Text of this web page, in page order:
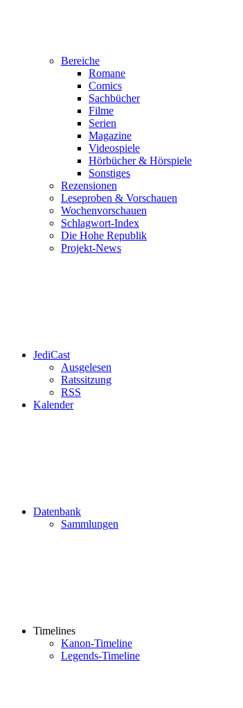
Bereiche
Romane
Comics
Sachbücher
Filme
Serien
Magazine
Videospiele
Hörbücher & Hörspiele
Sonstiges
Rezensionen
Leseproben & Vorschauen
Wochenvorschauen
Schlagwort-Index
Die Hohe Republik
Projekt-News
JediCast
Ausgelesen
Ratssitzung
RSS
Kalender
Datenbank
Sammlungen
Timelines
Kanon-Timeline
Legends-Timeline